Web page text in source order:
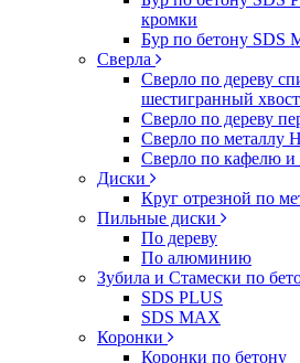
кромки
Бур по бетону SDS
Сверла
Сверло по дереву
шестигранный
Сверло по дереву
Сверло по металлу
Сверло по кафелю и
Диски
Круг отрезной по
Пильные диски
По дереву
По алюминию
Зубила и Стамески по
SDS PLUS
SDS MAX
Коронки
Коронки по бетону